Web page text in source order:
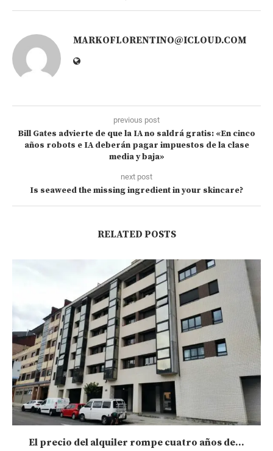
MARKOFLORENTINO@ICLOUD.COM
previous post
Bill Gates advierte de que la IA no saldrá gratis: «En cinco
años robots e IA deberán pagar impuestos de la clase
media y baja»
next post
Is seaweed the missing ingredient in your skincare?
RELATED POSTS
El precio del alquiler rompe cuatro años de...